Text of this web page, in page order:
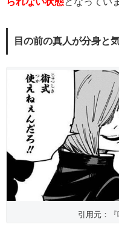
目の前の真人が分身と
引用元：